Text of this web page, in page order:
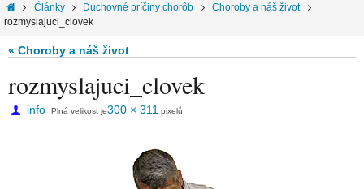
Články Duchovné príčiny chorôb
Choroby a náš život
rozmyslajuci_clovek
« Choroby a náš život
rozmyslajuci_clovek
info Plná velikost je300 × 311 pixelů